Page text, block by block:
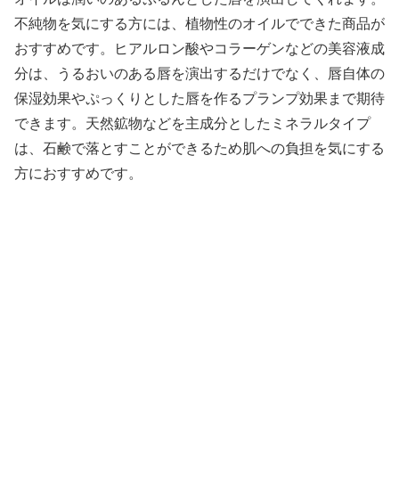
不純物を気にする方には、植物性のオイルでできた商品が
おすすめです。ヒアルロン酸やコラーゲンなどの美容液成
分は、うるおいのある唇を演出するだけでなく、唇自体の
保湿効果やぷっくりとした唇を作るプランプ効果まで期待
できます。天然鉱物などを主成分としたミネラルタイプ
は、石鹸で落とすことができるため肌への負担を気にする
方におすすめです。